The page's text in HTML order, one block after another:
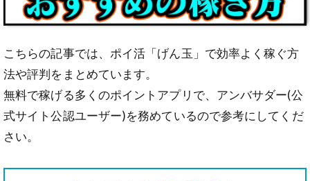
こちらの記事では、ポイ活「げん玉」で効率よく稼ぐ方
法や評判をまとめています。
無料で稼げる多くのポイントアプリで、アンバサダー(公
式サイト公認ユーザー)を務めているので参考にしてくだ
さい。